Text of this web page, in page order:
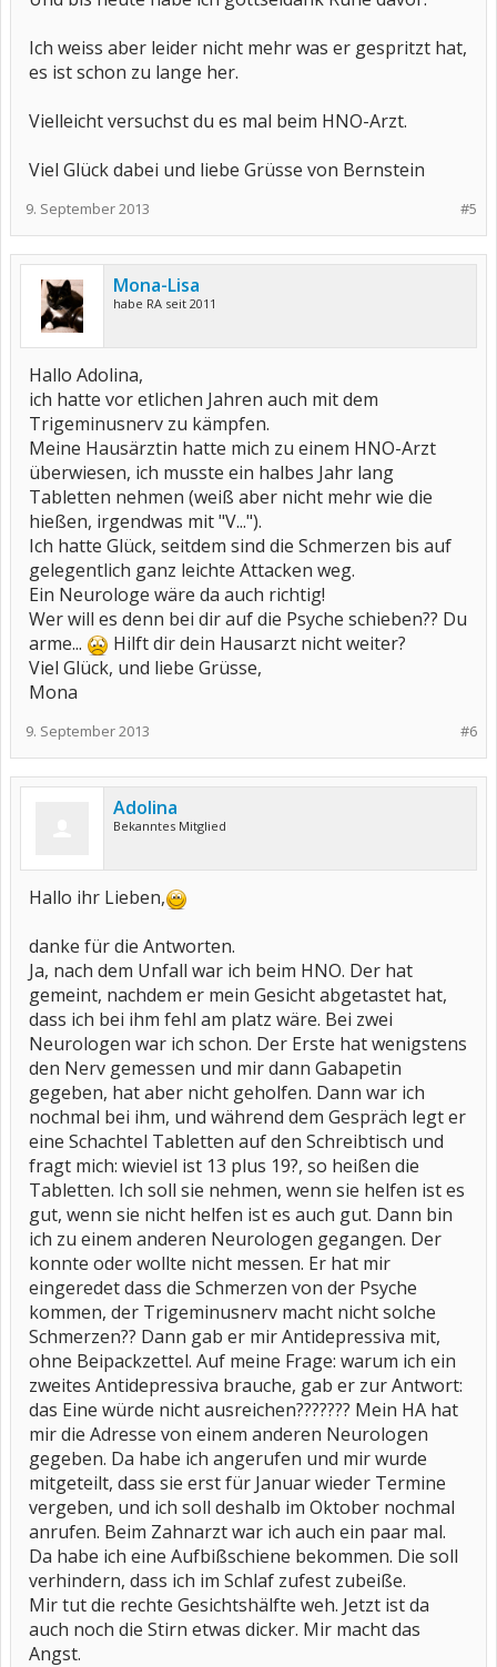
Ich weiss aber leider nicht mehr was er gespritzt hat,
es ist schon zu lange her.
Vielleicht versuchst du es mal beim HNO-Arzt.
Viel Glück dabei und liebe Grüsse von Bernstein
#5
9. September 2013
Mona-Lisa
habe RA seit 2011
Hallo Adolina,
ich hatte vor etlichen Jahren auch mit dem
Trigeminusnerv zu kämpfen.
Meine Hausärztin hatte mich zu einem HNO-Arzt
überwiesen, ich musste ein halbes Jahr lang
Tabletten nehmen (weiß aber nicht mehr wie die
hießen, irgendwas mit "V...").
Ich hatte Glück, seitdem sind die Schmerzen bis auf
gelegentlich ganz leichte Attacken weg.
Ein Neurologe wäre da auch richtig!
Wer will es denn bei dir auf die Psyche schieben?? Du
arme...
Hilft dir dein Hausarzt nicht weiter?
Viel Glück, und liebe Grüsse,
Mona
#6
9. September 2013
Adolina
Bekanntes Mitglied
Hallo ihr Lieben,
danke für die Antworten.
Ja, nach dem Unfall war ich beim HNO. Der hat
gemeint, nachdem er mein Gesicht abgetastet hat,
dass ich bei ihm fehl am platz wäre. Bei zwei
Neurologen war ich schon. Der Erste hat wenigstens
den Nerv gemessen und mir dann Gabapetin
gegeben, hat aber nicht geholfen. Dann war ich
nochmal bei ihm, und während dem Gespräch legt er
eine Schachtel Tabletten auf den Schreibtisch und
fragt mich: wieviel ist 13 plus 19?, so heißen die
Tabletten. Ich soll sie nehmen, wenn sie helfen ist es
gut, wenn sie nicht helfen ist es auch gut. Dann bin
ich zu einem anderen Neurologen gegangen. Der
konnte oder wollte nicht messen. Er hat mir
eingeredet dass die Schmerzen von der Psyche
kommen, der Trigeminusnerv macht nicht solche
Schmerzen?? Dann gab er mir Antidepressiva mit,
ohne Beipackzettel. Auf meine Frage: warum ich ein
zweites Antidepressiva brauche, gab er zur Antwort:
das Eine würde nicht ausreichen??????? Mein HA hat
mir die Adresse von einem anderen Neurologen
gegeben. Da habe ich angerufen und mir wurde
mitgeteilt, dass sie erst für Januar wieder Termine
vergeben, und ich soll deshalb im Oktober nochmal
anrufen. Beim Zahnarzt war ich auch ein paar mal.
Da habe ich eine Aufbißschiene bekommen. Die soll
verhindern, dass ich im Schlaf zufest zubeiße.
Mir tut die rechte Gesichtshälfte weh. Jetzt ist da
auch noch die Stirn etwas dicker. Mir macht das
Angst.